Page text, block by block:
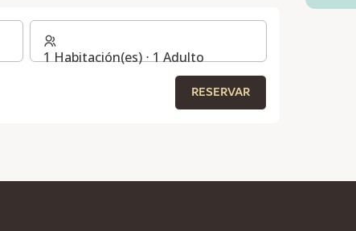
1 Habitación(es) ⋅ 1 Adulto
RESERVAR